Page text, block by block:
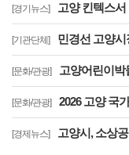
[경기뉴스] 고양 킨텍스서 명
[기관단체] 민경선 고양시장,
[문화/관광] 고양어린이박물관,
[문화/관광] 2026 고양 국가유
[경제뉴스] 고양시, 소상공 민